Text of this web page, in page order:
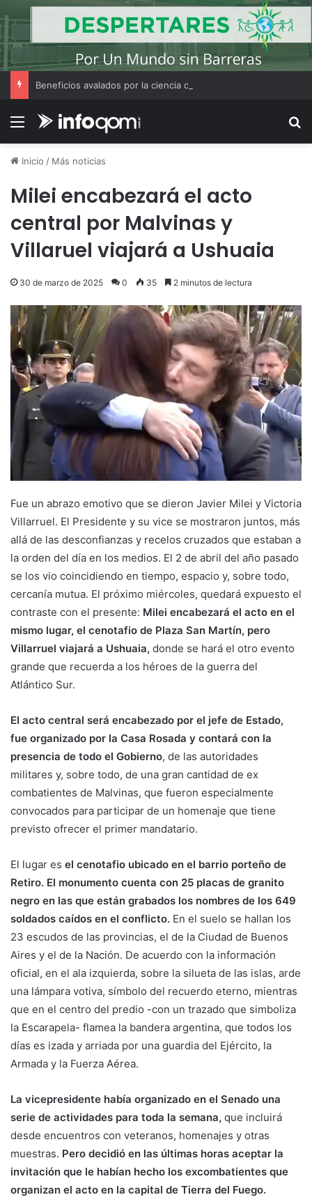
Beneficios avalados por la ciencia de convivir con gatos
Menú
Inicio / Más noticias
Milei encabezará el acto
central por Malvinas y
Villaruel viajará a Ushuaia
30 de marzo de 2025 0 35 2 minutos de lectura
Fue un abrazo emotivo que se dieron Javier Milei y Victoria
Villarruel. El Presidente y su vice se mostraron juntos, más
allá de las desconfianzas y recelos cruzados que estaban a
la orden del día en los medios. El 2 de abril del año pasado
se los vio coincidiendo en tiempo, espacio y, sobre todo,
cercanía mutua. El próximo miércoles, quedará expuesto el
contraste con el presente: Milei encabezará el acto en el
mismo lugar, el cenotafio de Plaza San Martín, pero
Villarruel viajará a Ushuaia, donde se hará el otro evento
grande que recuerda a los héroes de la guerra del
Atlántico Sur.
El acto central será encabezado por el jefe de Estado,
fue organizado por la Casa Rosada y contará con la
presencia de todo el Gobierno, de las autoridades
militares y, sobre todo, de una gran cantidad de ex
combatientes de Malvinas, que fueron especialmente
convocados para participar de un homenaje que tiene
previsto ofrecer el primer mandatario.
El lugar es el cenotafio ubicado en el barrio porteño de
Retiro. El monumento cuenta con 25 placas de granito
negro en las que están grabados los nombres de los 649
soldados caídos en el conflicto. En el suelo se hallan los
23 escudos de las provincias, el de la Ciudad de Buenos
Aires y el de la Nación. De acuerdo con la información
oficial, en el ala izquierda, sobre la silueta de las islas, arde
una lámpara votiva, símbolo del recuerdo eterno, mientras
que en el centro del predio -con un trazado que simboliza
la Escarapela- flamea la bandera argentina, que todos los
días es izada y arriada por una guardia del Ejército, la
Armada y la Fuerza Aérea.
La vicepresidente había organizado en el Senado una
serie de actividades para toda la semana, que incluirá
desde encuentros con veteranos, homenajes y otras
muestras. Pero decidió en las últimas horas aceptar la
invitación que le habían hecho los excombatientes que
organizan el acto en la capital de Tierra del Fuego.